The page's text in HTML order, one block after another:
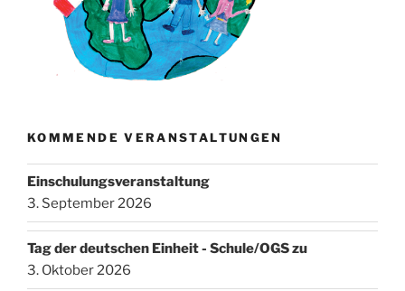
KOMMENDE VERANSTALTUNGEN
Einschulungsveranstaltung
3. September 2026
Tag der deutschen Einheit - Schule/OGS zu
3. Oktober 2026